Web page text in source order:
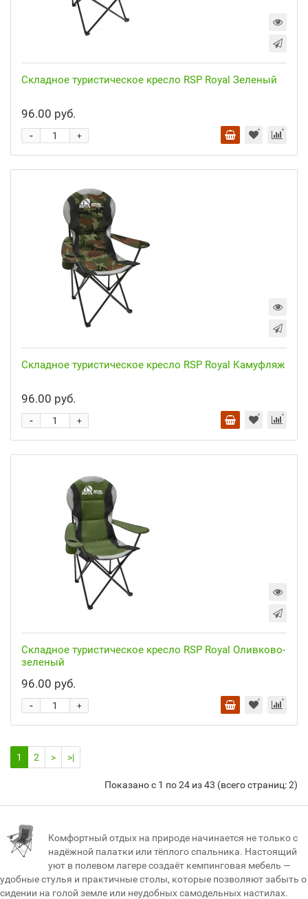
Складное туристическое кресло RSP Royal Зеленый
96.00 руб.
+
-
Складное туристическое кресло RSP Royal Камуфляж
96.00 руб.
+
-
Складное туристическое кресло RSP Royal Оливково-
зеленый
96.00 руб.
+
-
1 2 > >|
Показано с 1 по 24 из 43 (всего страниц: 2)
Комфортный отдых на природе начинается не только с
надёжной палатки или тёплого спальника. Настоящий
уют в полевом лагере создаёт кемпинговая мебель —
удобные стулья и практичные столы, которые позволяют забыть о
сидении на голой земле или неудобных самодельных настилах.